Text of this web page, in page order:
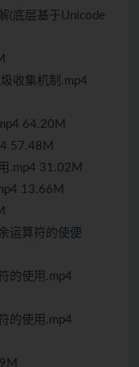
(底层基于Unicode
收集机制.mp4
64.20M
57.48M
.mp4 31.02M
13.66M
运算符的使便
的使用.mp4
的使用.mp4